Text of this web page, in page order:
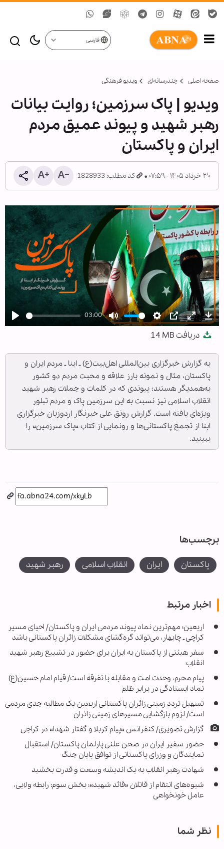
فارسی
صفحه اصلی چندرسانه‌ای ویدیو فرهنگی
ویدیو | پاک سرزمین؛ روایت بیانات
رهبر شهید و پیوند عمیق مردم
ایران و پاکستان
۳۰ خرداد ۱۴۰۵ - ۰۷:۵۹ کد مطلب: 1828933
Play
03:00
Mute Settings
PIP Enter
دریافت 14 MB
به گزارش خبرگزاری بین‌المللی اهل‌بیت(ع) ـ ابنا ـ مردم ایران و
پاکستان، مثال و نمونه بارز علاقه و محبت مردم دو کشور
به‌همدیگر هستند؛ پیوندی که در کلمات و جملات رهبر شهید
انقلاب اسلامی نیز نسبت به این سرزمین پاک و مردم تبلور
ویژه‌ای یافته است. گزارش رونق علی خبرنگار اردوزبان خبرگزاری
ابنا از تجمع پاکستانی‌ها و رونمایی از کتاب «پاک سرزمین» را
ببینید.
برچسب‌ها
پاکستان ایران انقلاب اسلامی رهبر شهید
اخبار مرتبط
اربعین؛ مهم‌ترین نماد پیوند مردمی ایران و پاکستان/ احیای مسیر
کراچی ـ چابهار، می‌تواند گره‌گشای مشکلات زائران پاکستانی باشد
سفر هیئتی از پاکستان به ایران برای حضور در تشییع رهبر شهید
انقلاب
پیام محرم، وحدت امت و مقابله با تفرقه است/ قیام امام حسین(ع)
نماد ایستادگی در برابر ظلم
تسهیل تردد زمینی زائران پاکستانی اربعین یک مطالبه جدی مردمی
است/ لزوم بازگشایی مسیرهای زمینی زائران
گزارش تصویری/ کنفرانس «پیام کربلا و گفتار شهدا» در کراچی
حضور سفیر ایران در صحن علنی پارلمان پاکستان/ استقبال
نمایندگان و وزرای پاکستانی از توافق پایان جنگ
شهادت رهبر انقلاب به یک اندیشه وسعت و قدرت بخشید
شیوه‌های انتقام از قاتلان «قائد شهید»؛ بخش سوم: رابطه ولایی،
عامل خونخواهی
نظر شما